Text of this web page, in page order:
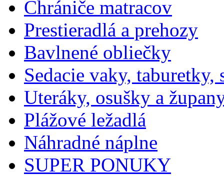
Chrániče matracov
Prestieradlá a prehozy
Bavlnené obliečky
Sedacie vaky, taburetky,
Uteráky, osušky a
Plážové ležadlá
Náhradné náplne
SUPER PONUKY